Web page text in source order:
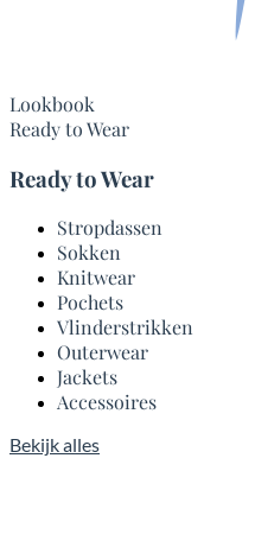
Lookbook
Ready to Wear
Ready to Wear
Stropdassen
Sokken
Knitwear
Pochets
Vlinderstrikken
Outerwear
Jackets
Accessoires
Bekijk alles